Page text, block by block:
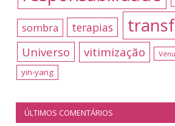
sombra terapias
Universo vitimização
yin-yang
ÚLTIMOS COMENTÁRIOS